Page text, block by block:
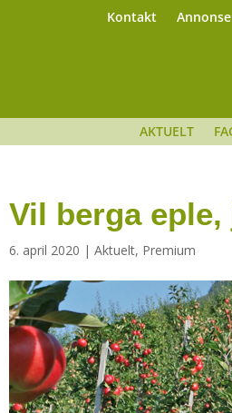
Kontakt
AKTUELT
Vil berga
6. april 2020 |Aktuelt, Premium